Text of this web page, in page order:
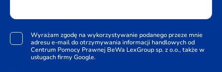
Wyrażam zgodę na wykorzystywanie podanego przeze mnie
adresu e-mail do otrzymywania informacji handlowych od
Centrum Pomocy Prawnej BeWa LexGroup sp. z o.o., także w
usługach firmy Google.